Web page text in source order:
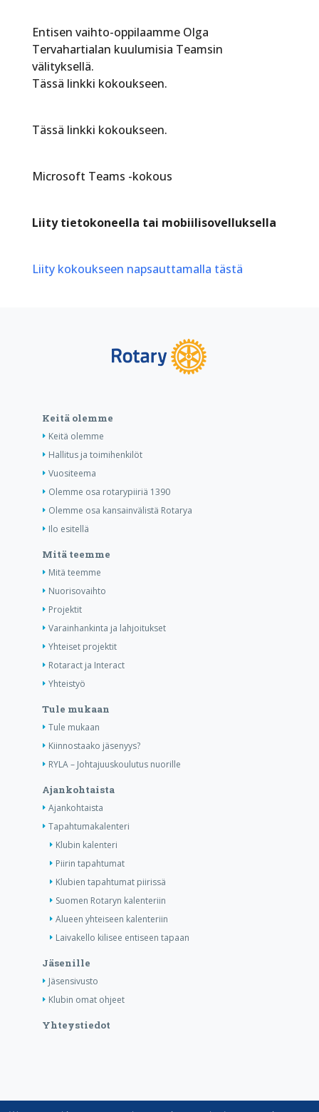
Entisen vaihto-oppilaamme Olga
Tervahartialan kuulumisia Teamsin
välityksellä.
Tässä linkki kokoukseen.
Tässä linkki kokoukseen.
Microsoft Teams -kokous
Liity tietokoneella tai mobiilisovelluksella
Liity kokoukseen napsauttamalla tästä
Keitä olemme
Keitä olemme
Hallitus ja toimihenkilöt
Vuositeema
Olemme osa rotarypiiriä 1390
Olemme osa kansainvälistä Rotarya
Ilo esitellä
Mitä teemme
Mitä teemme
Nuorisovaihto
Projektit
Varainhankinta ja lahjoitukset
Yhteiset projektit
Rotaract ja Interact
Yhteistyö
Tule mukaan
Tule mukaan
Kiinnostaako jäsenyys?
RYLA – Johtajuuskoulutus nuorille
Ajankohtaista
Ajankohtaista
Tapahtumakalenteri
Klubin kalenteri
Piirin tapahtumat
Klubien tapahtumat piirissä
Suomen Rotaryn kalenteriin
Alueen yhteiseen kalenteriin
Laivakello kilisee entiseen tapaan
Jäsenille
Jäsensivusto
Klubin omat ohjeet
Yhteystiedot